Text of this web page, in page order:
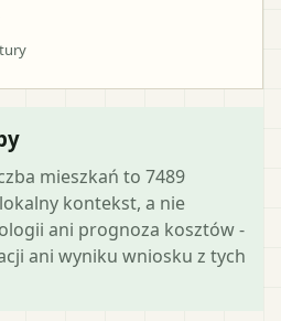
mieszkań to 7489
lokalny kontekst, a nie
ani prognoza kosztów -
ani wyniku wniosku z tych